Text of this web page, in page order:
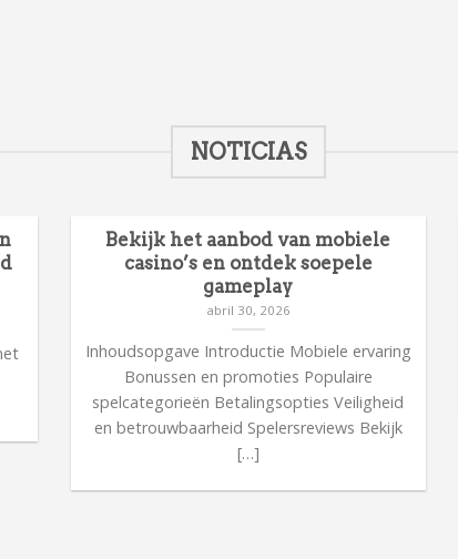
NOTICIAS
Bekijk het aanbod van mobiele
casino’s en ontdek soepele
gameplay
abril 30, 2026
Inhoudsopgave Introductie Mobiele ervaring
Bonussen en promoties Populaire
spelcategorieën Betalingsopties Veiligheid
en betrouwbaarheid Spelersreviews Bekijk
[…]